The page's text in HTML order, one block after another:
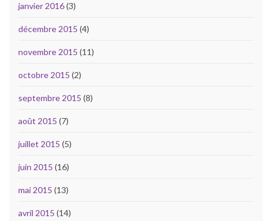
janvier 2016(3)
décembre 2015 (4)
novembre 2015 (11)
octobre 2015 (2)
septembre 2015 (8)
août 2015 (7)
juillet 2015 (5)
juin 2015 (16)
mai 2015 (13)
avril 2015 (14)